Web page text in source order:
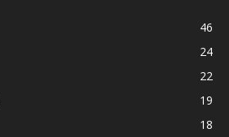
46
24
22
19
18